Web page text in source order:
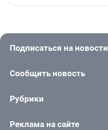
Подписаться на новости
Сообщить новость
Рубрики
Реклама на сайте